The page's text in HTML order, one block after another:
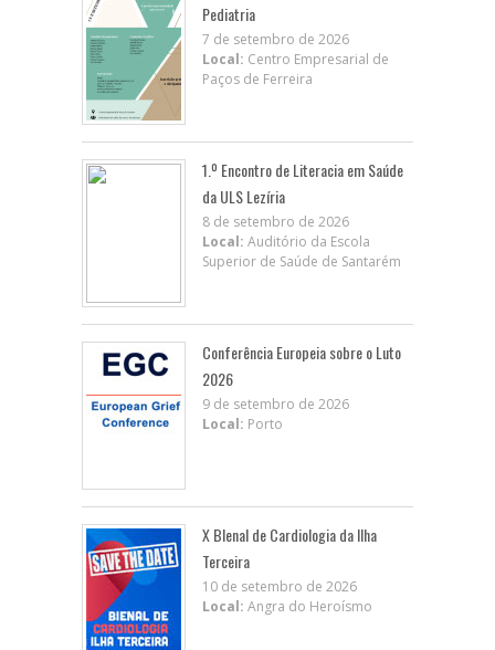
Pediatria
7 de setembro de 2026
Local: Centro Empresarial de
Paços de Ferreira
1.º Encontro de Literacia em Saúde
da ULS Lezíria
8 de setembro de 2026
Local: Auditório da Escola
Superior de Saúde de Santarém
Conferência Europeia sobre o Luto
2026
9 de setembro de 2026
Local: Porto
X BIenal de Cardiologia da Ilha
Terceira
10 de setembro de 2026
Local: Angra do Heroísmo